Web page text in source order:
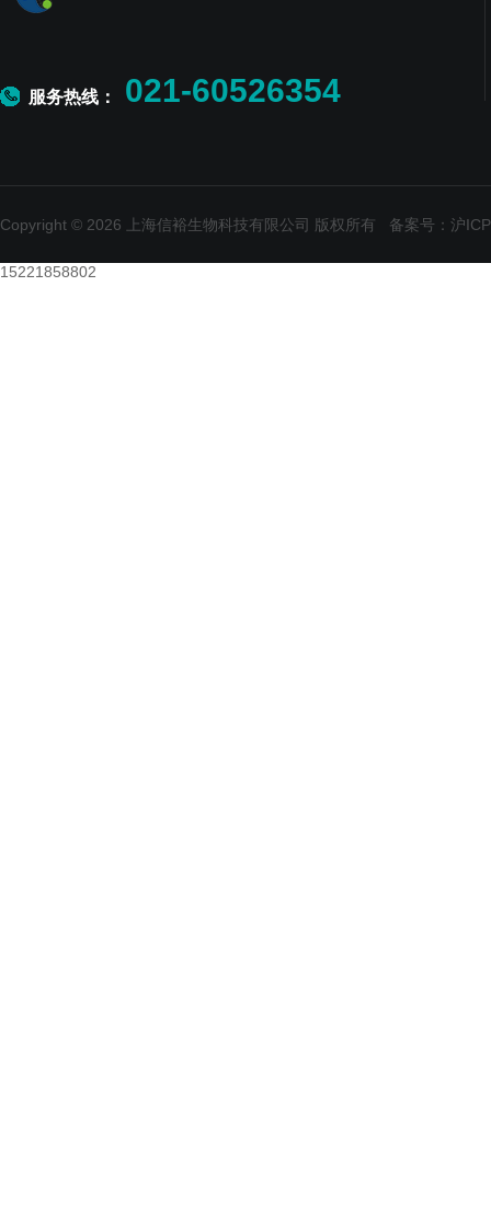
服务热线： 021-60526354
Copyright © 2026 上海信裕生物科技有限公司 版权所有 备案号：沪
15221858802